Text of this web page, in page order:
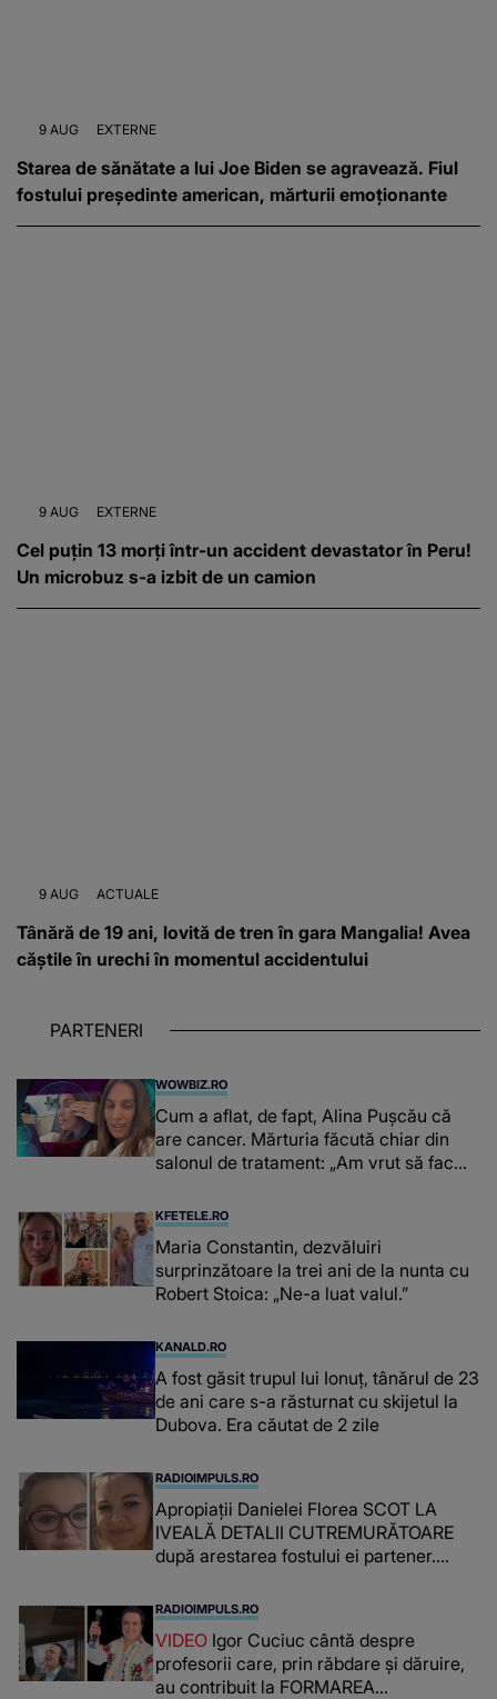
9 AUG EXTERNE
Starea de sănătate a lui Joe Biden se agravează. Fiul
fostului președinte american, mărturii emoționante
9 AUG EXTERNE
Cel puțin 13 morți într-un accident devastator în Peru!
Un microbuz s-a izbit de un camion
9 AUG ACTUALE
Tânără de 19 ani, lovită de tren în gara Mangalia! Avea
căștile în urechi în momentul accidentului
PARTENERI
WOWBIZ.RO
Cum a aflat, de fapt, Alina Pușcău că
are cancer. Mărturia făcută chiar din
salonul de tratament: „Am vrut să fac
înțepe sânul”
KFETELE.RO
Maria Constantin, dezvăluiri
surprinzătoare la trei ani de la nunta cu
Robert Stoica: „Ne-a luat valul.”
KANALD.RO
A fost găsit trupul lui Ionuț, tânărul de 23
de ani care s-a răsturnat cu skijetul la
Dubova. Era căutat de 2 zile
RADIOIMPULS.RO
Apropiații Danielei Florea SCOT LA
IVEALĂ DETALII CUTREMURĂTOARE
după arestarea fostului ei partener.
românca ucisă în Italia și ascunsă în
lada unui pat: " Îmi pare rău că nu am
reușit să fac mai mult pentru ea și..."
RADIOIMPULS.RO
VIDEO Igor Cuciuc cântă despre
profesorii care, prin răbdare și dăruire,
au contribuit la FORMAREA